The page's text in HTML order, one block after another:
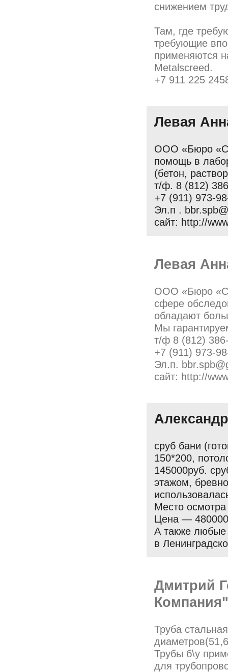
снижением
Там, где
требующие
применяются
Metalscreed.
+7 911 225
Левая
ООО «Бюро
помощь в
(бетон,
т/ф. 8 (812)
+7 (911) 973-
Эл.п .
сайт: http://
Левая
ООО «Бюро
сфере
обладают
Мы
т/ф 8 (812)
+7 (911) 973-
Эл.п.
сайт: http://
Александр
сруб бани
150*200,
145000руб.
этажом,
Место
Цена —
А также любые
в
Дмитрий
Компания"
Труба
Трубы б\у
для